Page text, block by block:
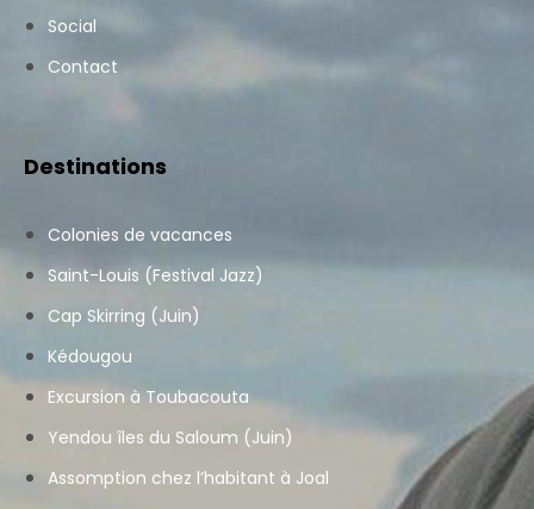
Social
Contact
Destinations
Colonies de vacances
Saint-Louis (Festival Jazz)
Cap Skirring (Juin)
Kédougou
Excursion à Toubacouta
Yendou îles du Saloum (Juin)
Assomption chez l’habitant à Joal